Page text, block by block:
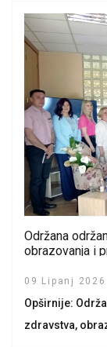
Održana
obrazovanja i
09 Lipanj 2026
Opširnije:
zdravstva,